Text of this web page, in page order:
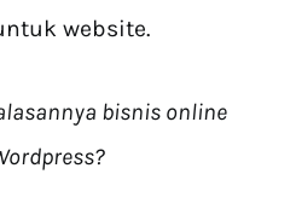
website.
bisnis online